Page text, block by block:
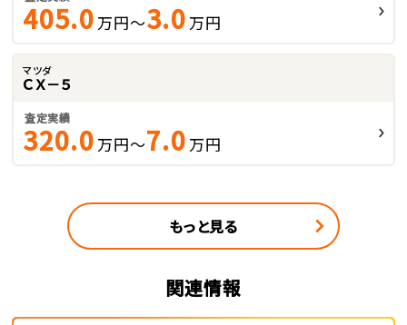
405.0 万円～3.0 万円
マツダ
ＣＸ－５
査定実績
320.0 万円～7.0 万円
もっと見る
関連情報